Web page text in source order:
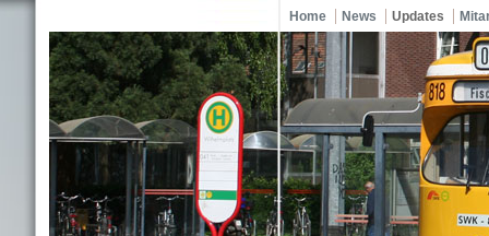
Home News Updates